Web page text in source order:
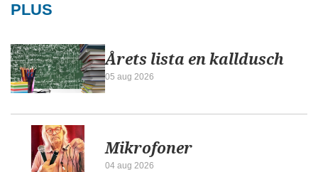
PLUS
Årets lista en kalldusch
05 aug 2026
Mikrofoner
04 aug 2026